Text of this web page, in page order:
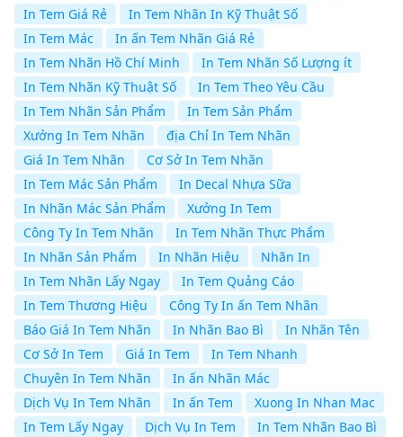
In Tem Giá Rẻ
In Tem Nhãn In Kỹ Thuật Số
In Tem Mác
In ấn Tem Nhãn Giá Rẻ
In Tem Nhãn Hồ Chí Minh
In Tem Nhãn Số Lượng ít
In Tem Nhãn Kỹ Thuật Số
In Tem Theo Yêu Cầu
In Tem Nhãn Sản Phẩm
In Tem Sản Phẩm
Xưởng In Tem Nhãn
địa Chỉ In Tem Nhãn
Giá In Tem Nhãn
Cơ Sở In Tem Nhãn
In Tem Mác Sản Phẩm
In Decal Nhựa Sữa
In Nhãn Mác Sản Phẩm
Xưởng In Tem
Công Ty In Tem Nhãn
In Tem Nhãn Thực Phẩm
In Nhãn Sản Phẩm
In Nhãn Hiệu
Nhãn In
In Tem Nhãn Lấy Ngay
In Tem Quảng Cáo
In Tem Thương Hiệu
Công Ty In ấn Tem Nhãn
Báo Giá In Tem Nhãn
In Nhãn Bao Bì
In Nhãn Tên
Cơ Sở In Tem
Giá In Tem
In Tem Nhanh
Chuyên In Tem Nhãn
In ấn Nhãn Mác
Dịch Vụ In Tem Nhãn
In ấn Tem
Xuong In Nhan Mac
In Tem Lấy Ngay
Dịch Vụ In Tem
In Tem Nhãn Bao Bì